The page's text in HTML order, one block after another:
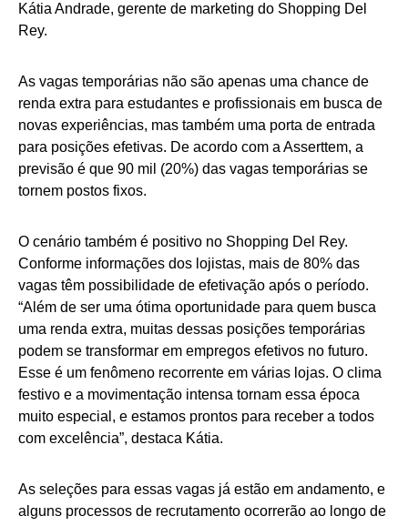
Kátia Andrade, gerente de marketing do Shopping Del
Rey.
As vagas temporárias não são apenas uma chance de
renda extra para estudantes e profissionais em busca de
novas experiências, mas também uma porta de entrada
para posições efetivas. De acordo com a Asserttem, a
previsão é que 90 mil (20%) das vagas temporárias se
tornem postos fixos.
O cenário também é positivo no Shopping Del Rey.
Conforme informações dos lojistas, mais de 80% das
vagas têm possibilidade de efetivação após o período.
“Além de ser uma ótima oportunidade para quem busca
uma renda extra, muitas dessas posições temporárias
podem se transformar em empregos efetivos no futuro.
Esse é um fenômeno recorrente em várias lojas. O clima
festivo e a movimentação intensa tornam essa época
muito especial, e estamos prontos para receber a todos
com excelência”, destaca Kátia.
As seleções para essas vagas já estão em andamento, e
alguns processos de recrutamento ocorrerão ao longo de